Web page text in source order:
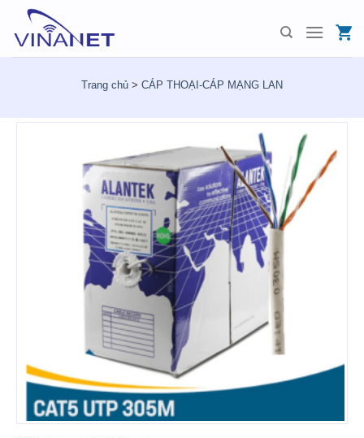
content
Trang chủ > CÁP THOẠI-CÁP MẠNG LAN